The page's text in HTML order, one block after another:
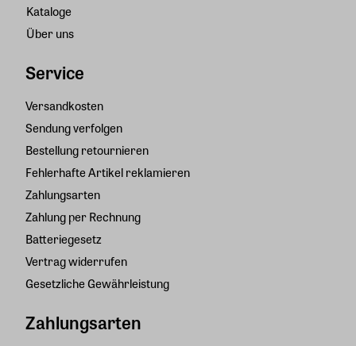
Kataloge
Über uns
Service
Versandkosten
Sendung verfolgen
Bestellung retournieren
Fehlerhafte Artikel reklamieren
Zahlungsarten
Zahlung per Rechnung
Batteriegesetz
Vertrag widerrufen
Gesetzliche Gewährleistung
Zahlungsarten